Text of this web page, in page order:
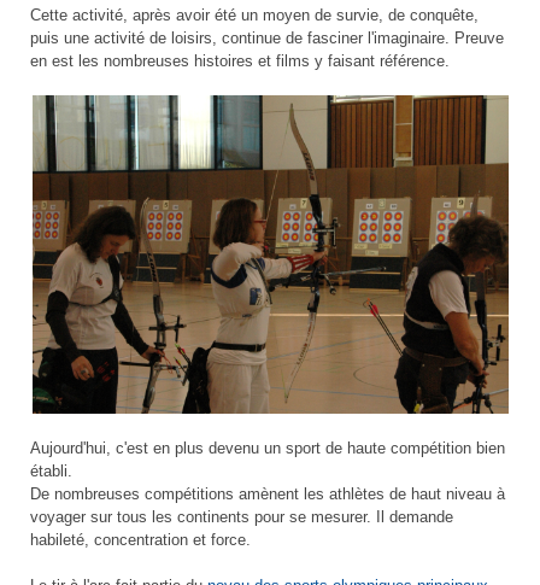
Cette activité, après avoir été un moyen de survie, de conquête,
puis une activité de loisirs, continue de fasciner l'imaginaire. Preuve
en est les nombreuses histoires et films y faisant référence.
Aujourd'hui, c'est en plus devenu un sport de haute compétition bien
établi.
De nombreuses compétitions amènent les athlètes de haut niveau à
voyager sur tous les continents pour se mesurer. Il demande
habileté, concentration et force.